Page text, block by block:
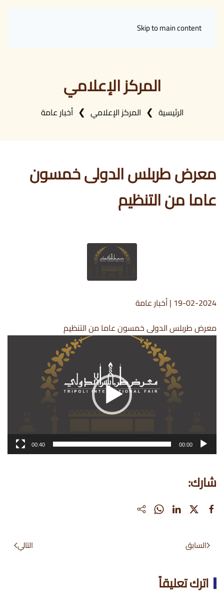
Skip to main content
المركز الإعلامي
الرئيسية المركز الإعلامي أخبار عامة
معرض طربلس الدولى خمسون
عاما من التنظيم
19-02-2024
|أخبار عامة
معرض طربلس الدولى خمسون عاما من التنظيم
00:00
00:40
شارك:
السابق التالي
اترك تعليقاً